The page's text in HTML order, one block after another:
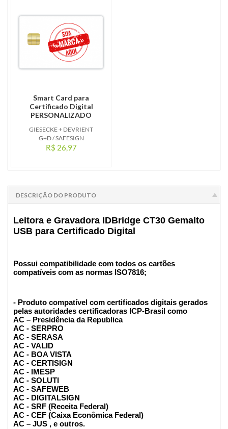
GIESECKE + DEVRIENT
G+D / SAFESIGN
Smart Card para
Certificado Digital
PERSONALIZADO
R$ 26,97
DESCRIÇÃO DO PRODUTO
Leitora e Gravadora IDBridge CT30 Gemalto
USB para Certificado Digital
Possui compatibilidade com todos os cartões
compatíveis com as normas ISO7816;
- Produto compatível com certificados digitais gerados
pelas autoridades certificadoras ICP-Brasil como
AC – Presidência da Republica
AC - SERPRO
AC - SERASA
AC - VALID
AC - BOA VISTA
AC - CERTISIGN
AC - IMESP
AC - SOLUTI
AC - SAFEWEB
AC - DIGITALSIGN
AC - SRF (Receita Federal)
AC - CEF (Caixa Econômica Federal)
AC – JUS , e outros.